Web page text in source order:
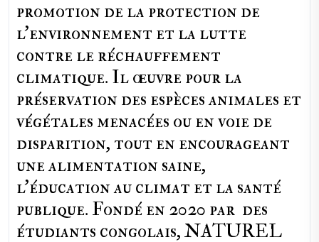
promotion de la protection de
l’environnement et la lutte
contre le réchauffement
climatique. Il œuvre pour la
préservation des espèces animales et
végétales menacées ou en voie de
disparition, tout en encourageant
une alimentation saine,
l'éducation au climat et la santé
publique. Fondé en 2020 par des
étudiants congolais, NATUREL